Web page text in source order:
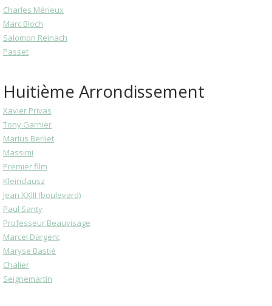
Charles Mérieux
Marc Bloch
Salomon Reinach
Passet
Huitième Arrondissement
Xavier Privas
Tony Garnier
Marius Berliet
Massimi
Premier film
Kleinclausz
Jean XXIII (boulevard)
Paul Santy
Professeur Beauvisage
Marcel Dargent
Maryse Bastié
Chalier
Seignemartin